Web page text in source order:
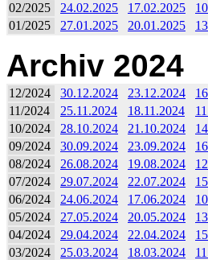
02/2025
24.02.2025 17.02.2025
01/2025
27.01.2025 20.01.2025
Archiv 2024
12/2024 30.12.2024 23.12.2024
11/2024
25.11.2024 18.11.2024
10/2024
28.10.2024 21.10.2024
09/2024
30.09.2024 23.09.2024
08/2024
26.08.2024 19.08.2024
07/2024
29.07.2024 22.07.2024
06/2024
24.06.2024 17.06.2024
05/2024
27.05.2024 20.05.2024
04/2024
29.04.2024 22.04.2024
03/2024
25.03.2024 18.03.2024